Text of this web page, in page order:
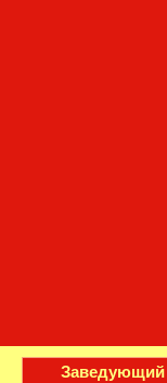
Заведующий